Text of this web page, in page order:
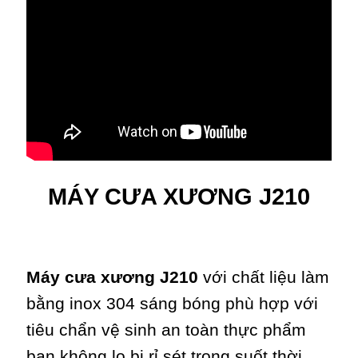
MÁY CƯA XƯƠNG J210
Máy cưa xương J210 với chất liệu làm
bằng inox 304 sáng bóng phù hợp với
tiêu chẩn vệ sinh an toàn thực phẩm